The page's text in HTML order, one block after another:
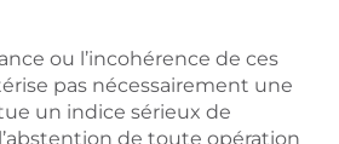
ou l’incohérence de ces
pas nécessairement une
un indice sérieux de
de toute opération